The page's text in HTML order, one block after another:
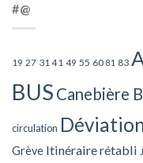
#@
19 27 31 41 49 55 60 81 83
BUS Canebière
circulation
Grève Itinéraire rétabli